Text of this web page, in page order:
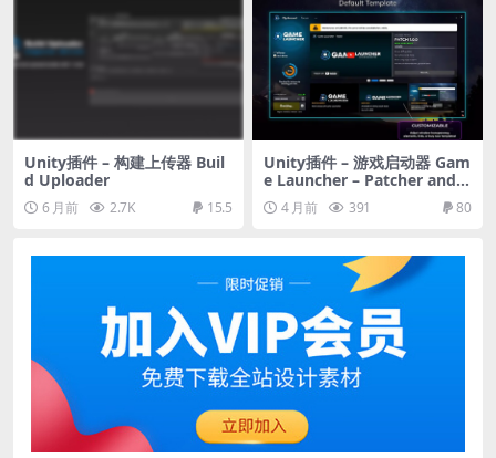
Unity插件 – 构建上传器 Buil
d Uploader
6 月前 2.7K 15.5
Unity插件 – 游戏启动器 Gam
e Launcher – Patcher and
Updater
4 月前 391 80